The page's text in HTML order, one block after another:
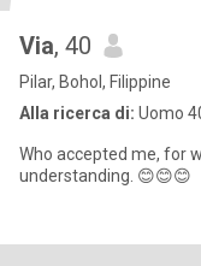
Via, 40
Pilar, Bohol, Filippine
Alla ricerca di: Uomo
Who accepted me, for
understanding. 😊😊😊